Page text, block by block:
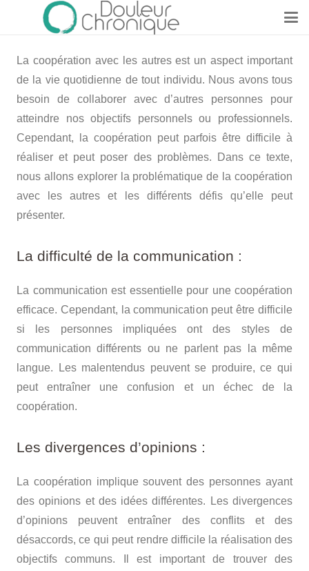
La coopération avec les autres est un aspect important
de la vie quotidienne de tout individu. Nous avons tous
besoin de collaborer avec d’autres personnes pour
atteindre nos objectifs personnels ou professionnels.
Cependant, la coopération peut parfois être difficile à
réaliser et peut poser des problèmes. Dans ce texte,
nous allons explorer la problématique de la coopération
avec les autres et les différents défis qu’elle peut
présenter.
La difficulté de la communication :
La communication est essentielle pour une coopération
efficace. Cependant, la communication peut être difficile
si les personnes impliquées ont des styles de
communication différents ou ne parlent pas la même
langue. Les malentendus peuvent se produire, ce qui
peut entraîner une confusion et un échec de la
coopération.
Les divergences d’opinions :
La coopération implique souvent des personnes ayant
des opinions et des idées différentes. Les divergences
d’opinions peuvent entraîner des conflits et des
désaccords, ce qui peut rendre difficile la réalisation des
objectifs communs. Il est important de trouver des